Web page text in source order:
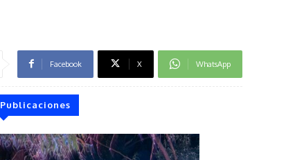
Facebook X WhatsApp
Publicaciones